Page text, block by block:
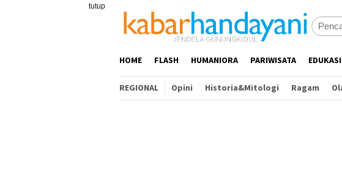
tutup
HOME FLASH HUMANIORA PARIWISATA EDUKASI
REGIONAL Opini Historia&Mitologi Ragam